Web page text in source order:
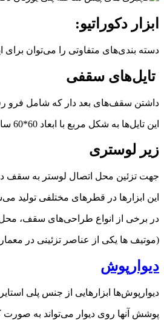
ابزار دکوراتیو:
دسته بندی‌های متفاوتی را می‌توان برای
تایل‌های سقفی
داشتن سقف‌های بعد دار که شامل فرو
این تایل‌ها به شکل مربع با ابعاد 60*60 سانتیمتر و عمق حدودا 10 سانتیمتر هستند. این تایل‌ها در سقف‌های کوچک مثل راهرو به تنهایی و در سقف‌های بزرگ در ترکیب با هم قابل نصب هستند.
زیر لوستری
جهت تزئین محل اتصال لوستر به سقف در
این ابزارها در قطرهای مختلفی
در برخی از انواع طراحی‌های سقف، محل
(موتیف ها یکی از عناصر تزئینی در
دیوارپوش
دیوارپوش‌ها ابزارهایی از جنس پلی استایرن به عرض 12 سانتیمتر و طول 290 سانتیمتر هستند که با قرار گرفتن کنار هم
پوشش آنها روی دیوار می‌تواند به صورت